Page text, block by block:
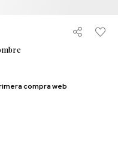
compra web